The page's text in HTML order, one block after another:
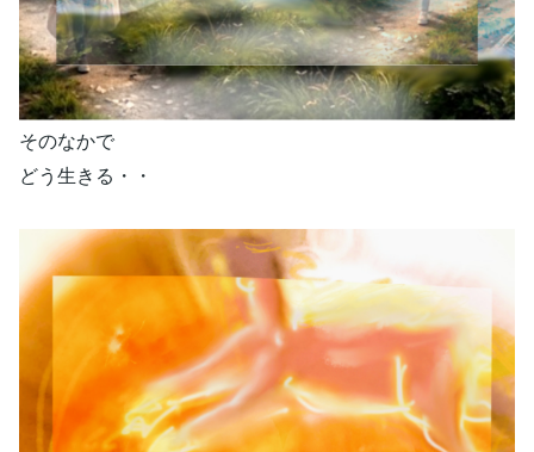
そのなかで
どう生きる・・